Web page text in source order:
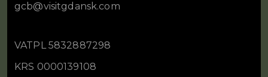
gcb@visitgdansk.com
VATPL 5832887298
KRS 0000139108